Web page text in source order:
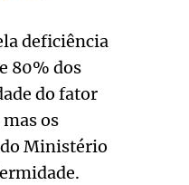
deficiência
80% dos
do fator
os
do Ministério